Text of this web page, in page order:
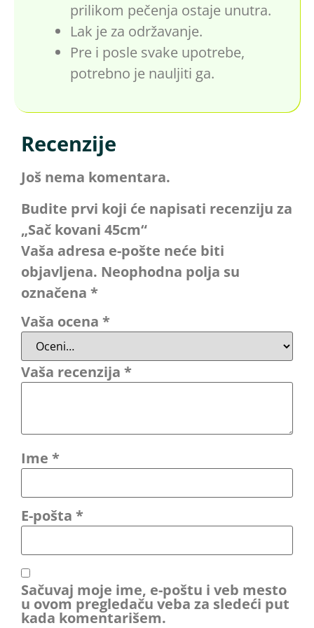
prilikom pečenja ostaje unutra.
Lak je za održavanje.
Pre i posle svake upotrebe,
potrebno je nauljiti ga.
Recenzije
Još nema komentara.
Budite prvi koji će napisati recenziju za
„Sač kovani 45cm“
Vaša adresa e-pošte neće biti
objavljena. Neophodna polja su
označena *
Vaša ocena *
Vaša recenzija *
Ime *
E-pošta *
Sačuvaj moje ime, e-poštu i veb mesto
u ovom pregledaču veba za sledeći put
kada komentarišem.